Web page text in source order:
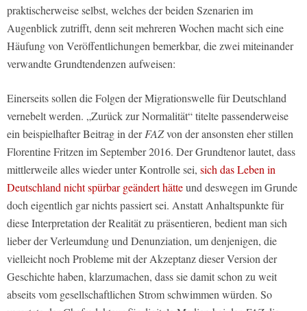
praktischerweise selbst, welches der beiden Szenarien im
Augenblick zutrifft, denn seit mehreren Wochen macht sich eine
Häufung von Veröffentlichungen bemerkbar, die zwei miteinander
verwandte Grundtendenzen aufweisen:
Einerseits sollen die Folgen der Migrationswelle für Deutschland
vernebelt werden. „Zurück zur Normalität“ titelte passenderweise
ein beispielhafter Beitrag in derFAZvon der ansonsten eher stillen
Florentine Fritzen im September 2016. Der Grundtenor lautet, dass
mittlerweile alles wieder unter Kontrolle sei, sich das Leben in
Deutschland nicht spürbar geändert hätteund deswegen im Grunde
doch eigentlich gar nichts passiert sei. Anstatt Anhaltspunkte für
diese Interpretation der Realität zu präsentieren, bedient man sich
lieber der Verleumdung und Denunziation, um denjenigen, die
vielleicht noch Probleme mit der Akzeptanz dieser Version der
Geschichte haben, klarzumachen, dass sie damit schon zu weit
abseits vom gesellschaftlichen Strom schwimmen würden. So